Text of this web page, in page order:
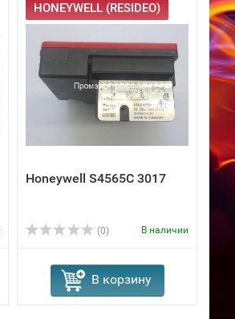
HONEYWELL (RESIDEO)
Honeywell S4565C 3017
(0) В наличии
В корзину